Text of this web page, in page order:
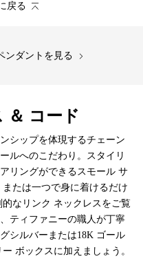
戻る
ンダントを見る
＆ コード
シップを体現するチェーン
ルへのこだわり。スタイリ
リングができるスモール サ
たは一つで身に着けるだけ
なリンク ネックレスをご覧
ティファニーの職人が丁寧
シルバーまたは18K ゴール
ボックスに加えましょう。